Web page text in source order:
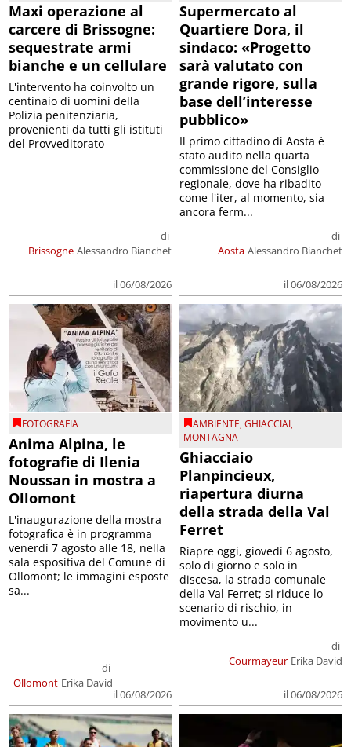
Maxi operazione al
carcere di Brissogne:
sequestrate armi
bianche e un cellulare
Brissogne
di
Alessandro Bianchet
il 06/08/2026
L'intervento ha coinvolto un
centinaio di uomini della
Polizia penitenziaria,
provenienti da tutti gli istituti
del Provveditorato
Supermercato al
Quartiere Dora, il
sindaco: «Progetto
sarà valutato con
grande rigore, sulla
base dell’interesse
pubblico»
Aosta
di
Alessandro Bianchet
il 06/08/2026
Il primo cittadino di Aosta è
stato audito nella quarta
commissione del Consiglio
regionale, dove ha ribadito
come l'iter, al momento, sia
ancora ferm...
FOTOGRAFIA
Anima Alpina, le
fotografie di Ilenia
Noussan in mostra a
Ollomont
Ollomont
di
Erika David
il 06/08/2026
L'inaugurazione della mostra
fotografica è in programma
venerdì 7 agosto alle 18, nella
sala espositiva del Comune di
Ollomont; le immagini esposte
sa...
AMBIENTE,GHIACCIAI,
MONTAGNA
Ghiacciaio
Planpincieux,
riapertura diurna
della strada della Val
Ferret
Courmayeur
di
Erika David
il 06/08/2026
Riapre oggi, giovedì 6 agosto,
solo di giorno e solo in
discesa, la strada comunale
della Val Ferret; si riduce lo
scenario di rischio, in
movimento u...